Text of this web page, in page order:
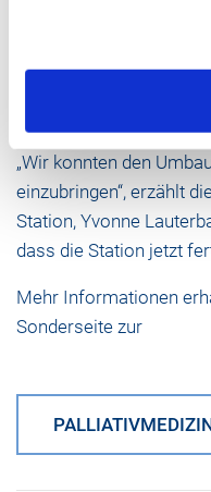
vorhanden, auch
„Wir konnten den
einzubringen“, erzählt
Station, Yvonne
dass die Station jetzt
Mehr Informationen
Sonderseite zur